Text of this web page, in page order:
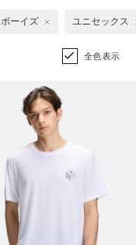
ボーイズ ユニセックス
全色表示